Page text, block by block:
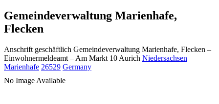
Gemeindeverwaltung Marienhafe,
Flecken
Anschrift geschäftlich Gemeindeverwaltung Marienhafe, Flecken –
Einwohnermeldeamt – Am Markt 10 Aurich Niedersachsen
Marienhafe 26529 Germany
No Image Available